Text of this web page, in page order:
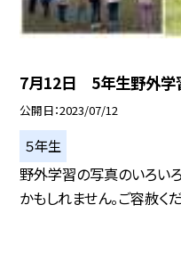
7月12日 5年生野外学
公開日 2023/07/12
５年生
野外学習の写真のいろい
かもしれません。ご容赦く